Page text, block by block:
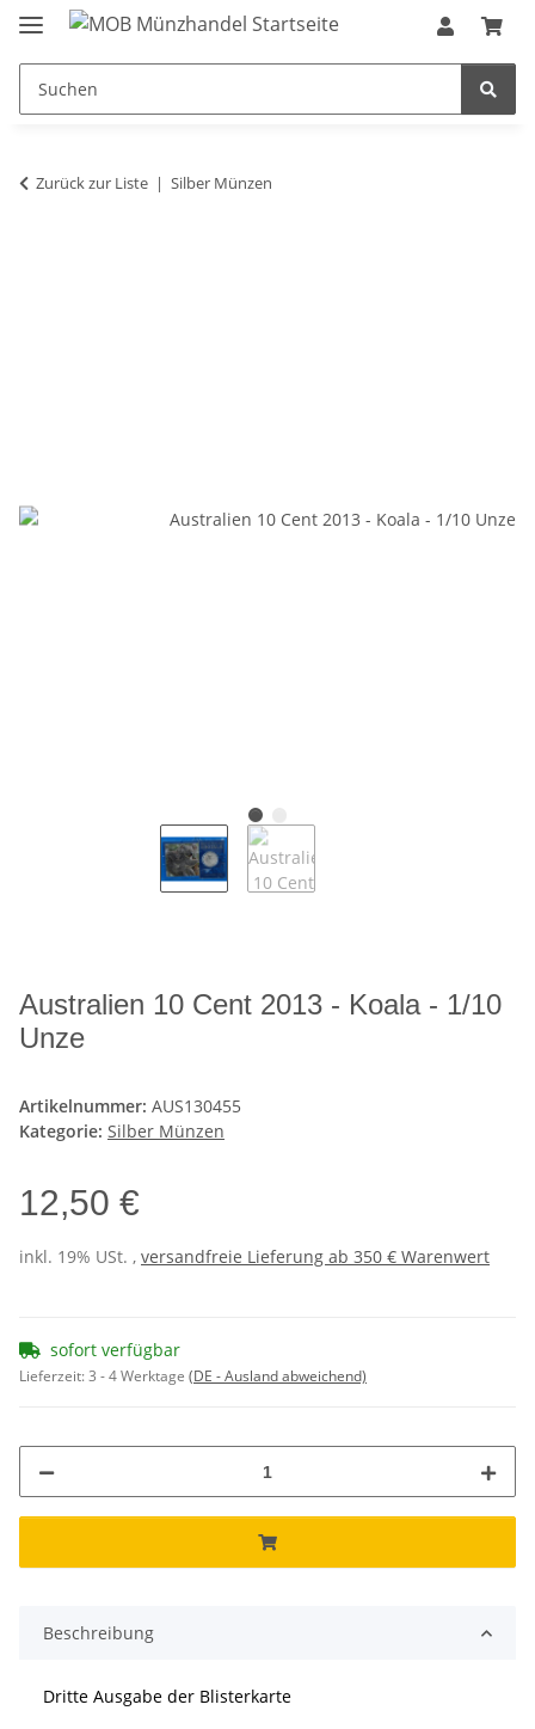
Zurück zur Liste Silber Münzen
Australien 10 Cent 2013 - Koala - 1/10
Unze
Artikelnummer: AUS130455
Kategorie: Silber Münzen
12,50 €
inkl. 19% USt. , versandfreie Lieferung ab 350 € Warenwert
sofort verfügbar
Lieferzeit:3 - 4 Werktage (DE - Ausland abweichend)
Beschreibung
Dritte Ausgabe der Blisterkarte